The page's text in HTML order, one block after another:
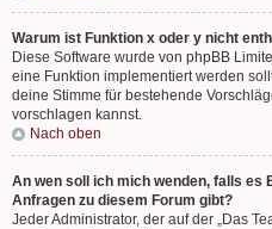
Warum ist Funktion x oder y nicht
Diese Software wurde von phpBB
eine Funktion implementiert werden
deine Stimme für bestehende
vorschlagen kannst.
Nach oben
An wen soll ich mich wenden, falls
Anfragen zu diesem Forum gibt?
Jeder Administrator, der auf der „Das